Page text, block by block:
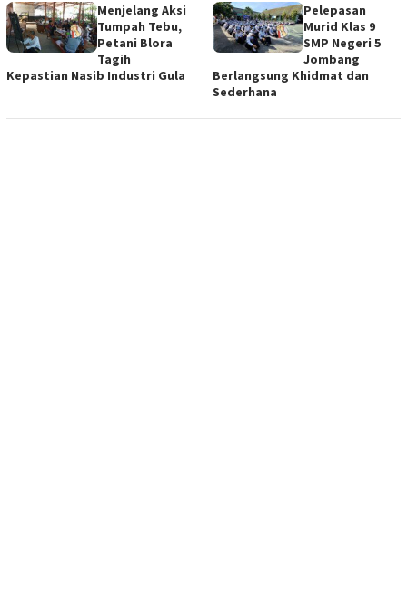
Menjelang Aksi
Tumpah Tebu,
Petani Blora
Tagih
Kepastian Nasib Industri Gula
Pelepasan
Murid Klas 9
SMP Negeri 5
Jombang
Berlangsung Khidmat dan
Sederhana